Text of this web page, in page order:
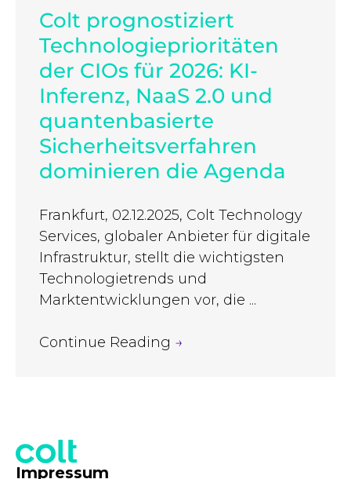
Colt prognostiziert
Technologieprioritäten
der CIOs für 2026: KI-
Inferenz, NaaS 2.0 und
quantenbasierte
Sicherheitsverfahren
dominieren die Agenda
Frankfurt, 02.12.2025, Colt Technology
Services, globaler Anbieter für digitale
Infrastruktur, stellt die wichtigsten
Technologietrends und
Marktentwicklungen vor, die ...
Continue Reading →
Impressum